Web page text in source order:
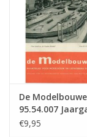
De
95.54.007
Modelbouwer"
€9,95